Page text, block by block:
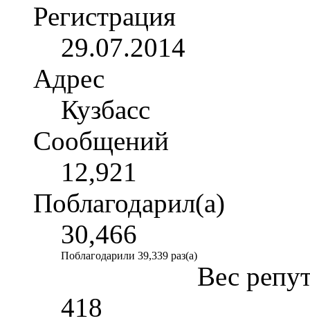
Регистрация
29.07.2014
Адрес
Кузбасс
Сообщений
12,921
Поблагодарил(а)
30,466
Поблагодарили 39,339 раз(а)
Вес
418